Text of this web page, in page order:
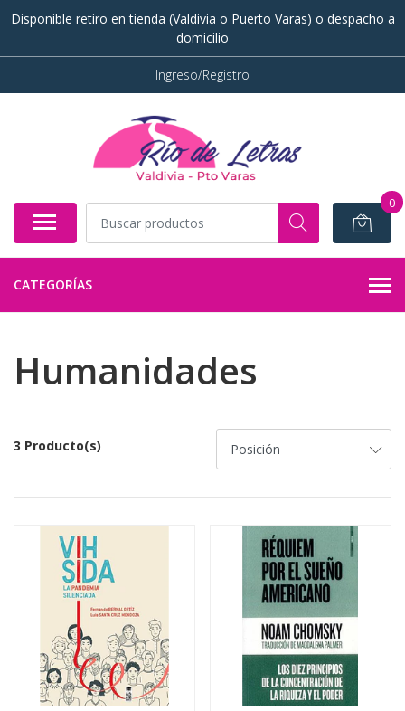
Disponible retiro en tienda (Valdivia o Puerto Varas) o despacho a
domicilio
Ingreso/Registro
0
CATEGORÍAS
Humanidades
3 Producto(s)